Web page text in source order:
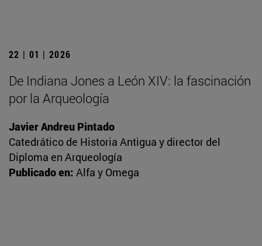
22 | 01 | 2026
De Indiana Jones a León XIV: la fascinación
por la Arqueología
Javier Andreu Pintado
Catedrático de Historia Antigua y director del
Diploma en Arqueología
Publicado en: Alfa y Omega